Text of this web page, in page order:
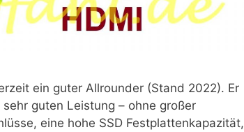
ein guter Allrounder (Stand 2022). Er
guten Leistung – ohne großer
eine hohe SSD Festplattenkapazität,